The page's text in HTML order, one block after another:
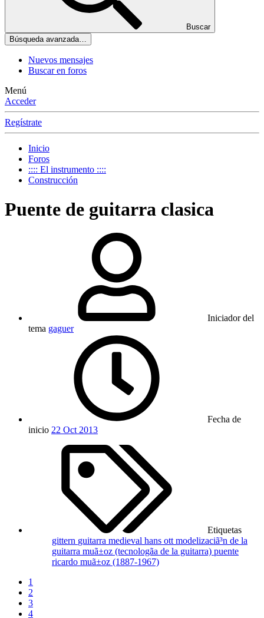
Buscar
Búsqueda avanzada…
Nuevos mensajes
Buscar en foros
Menú
Acceder
Regístrate
Inicio
Foros
:::: El instrumento ::::
Construcción
Puente de guitarra clasica
Iniciador del
tema gaguer
Fecha de
inicio 22 Oct 2013
Etiquetas
gittern guitarra medieval hans ott modelizaciã³n de la
guitarra muã±oz (tecnologã­a de la guitarra) puente
ricardo muã±oz (1887-1967)
1
2
3
4